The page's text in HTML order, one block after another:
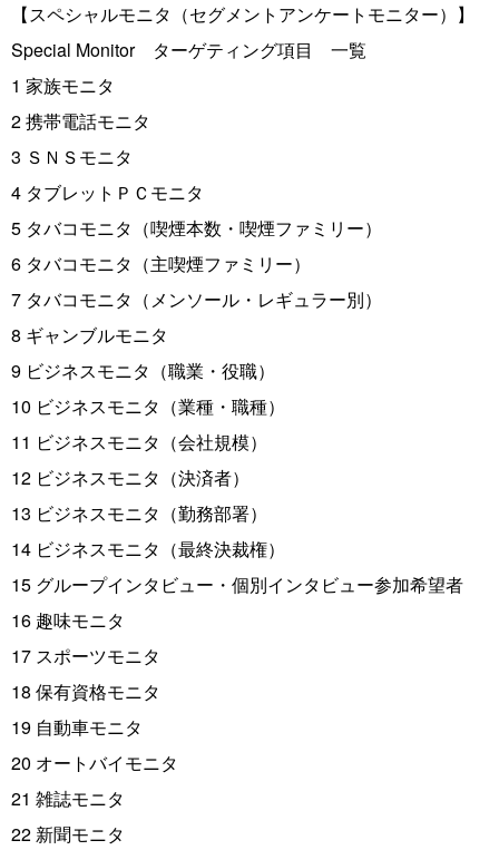
【スペシャルモニタ（セグメントアンケートモニター）】
Special Monitor ターゲティング項目 一覧
1 家族モニタ
2 携帯電話モニタ
3 ＳＮＳモニタ
4 タブレットＰＣモニタ
5 タバコモニタ（喫煙本数・喫煙ファミリー）
6 タバコモニタ（主喫煙ファミリー）
7 タバコモニタ（メンソール・レギュラー別）
8 ギャンブルモニタ
9 ビジネスモニタ（職業・役職）
10 ビジネスモニタ（業種・職種）
11 ビジネスモニタ（会社規模）
12 ビジネスモニタ（決済者）
13 ビジネスモニタ（勤務部署）
14 ビジネスモニタ（最終決裁権）
15 グループインタビュー・個別インタビュー参加希望者
16 趣味モニタ
17 スポーツモニタ
18 保有資格モニタ
19 自動車モニタ
20 オートバイモニタ
21 雑誌モニタ
22 新聞モニタ